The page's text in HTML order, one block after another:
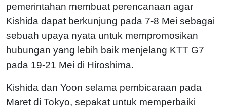
pemerintahan membuat perencanaan agar
Kishida dapat berkunjung pada 7-8 Mei sebagai
sebuah upaya nyata untuk mempromosikan
hubungan yang lebih baik menjelang KTT G7
pada 19-21 Mei di Hiroshima.
Kishida dan Yoon selama pembicaraan pada
Maret di Tokyo, sepakat untuk memperbaiki